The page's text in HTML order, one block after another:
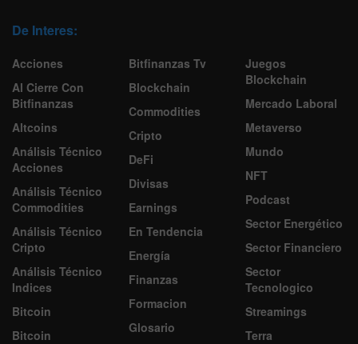
De Interes:
Acciones
Al Cierre Con
Bitfinanzas
Altcoins
Análisis Técnico
Acciones
Análisis Técnico
Commodities
Análisis Técnico
Cripto
Análisis Técnico
Indices
Bitcoin
Bitcoin
Bitfinanzas Tv
Blockchain
Commodities
Cripto
DeFi
Divisas
Earnings
En Tendencia
Energía
Finanzas
Formacion
Glosario
Juegos
Blockchain
Mercado Laboral
Metaverso
Mundo
NFT
Podcast
Sector Energético
Sector Financiero
Sector
Tecnologico
Streamings
Terra